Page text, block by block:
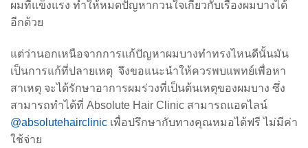
ผมที่แข็งแรง ทำให้หมดปัญหากวนใจเกี่ยวกับเรื่องผมบางได้
อีกด้วย
แต่ว่านอกเหนือจากการแก้ปัญหาผมบางทำทรงไหนดีนั้นมัน
เป็นการแก้ที่ปลายเหตุ จึงขอแนะนำให้ควรพบแพทย์เพื่อหา
สาเหตุ จะได้รักษาอาการผมร่วงที่เป็นต้นเหตุของผมบาง ซึ่ง
สามารถทำได้ที่ Absolute Hair Clinic สามารถแอดไลน์
@absolutehairclinic เพื่อปรึกษากับทางคุณหมอได้ฟรี ไม่มีค่า
ใช้จ่าย